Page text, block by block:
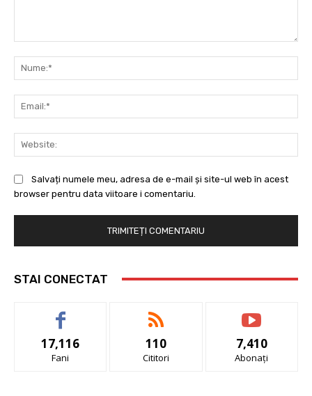
Salvați numele meu, adresa de e-mail și site-ul web în acest
browser pentru data viitoare i comentariu.
STAI CONECTAT
17,116
Fani
110
Cititori
7,410
Abonați